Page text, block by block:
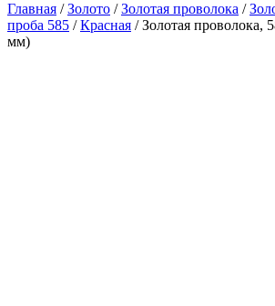
Главная /Золото /Золотая проволока /
проба 585 /Красная / Золотая проволока,
мм)